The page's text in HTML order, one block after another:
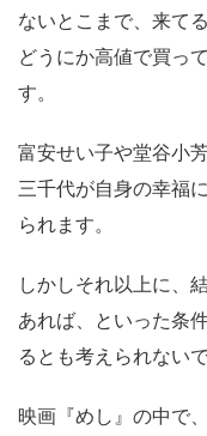
ないとこまで、来て
どうにか高値で買っ
す。
富安せい子や堂谷小
三千代が自身の幸福
られます。
しかしそれ以上に、
あれば、といった条
るとも考えられない
映画『めし』の中で